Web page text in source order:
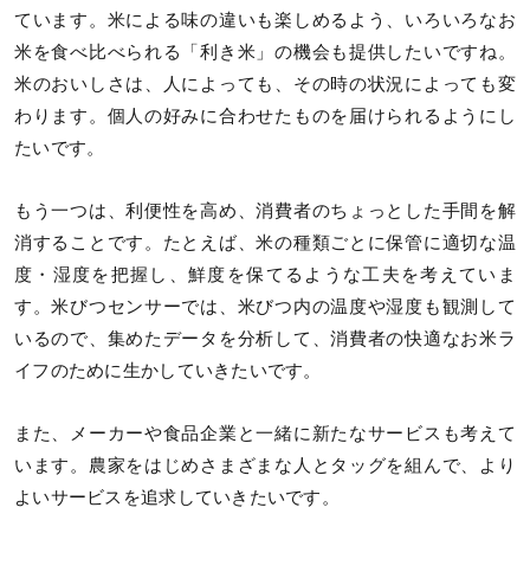
ています。米による味の違いも楽しめるよう、いろいろなお
米を食べ比べられる「利き米」の機会も提供したいですね。
米のおいしさは、人によっても、その時の状況によっても変
わります。個人の好みに合わせたものを届けられるようにし
たいです。
もう一つは、利便性を高め、消費者のちょっとした手間を解
消することです。たとえば、米の種類ごとに保管に適切な温
度・湿度を把握し、鮮度を保てるような工夫を考えていま
す。米びつセンサーでは、米びつ内の温度や湿度も観測して
いるので、集めたデータを分析して、消費者の快適なお米ラ
イフのために生かしていきたいです。
また、メーカーや食品企業と一緒に新たなサービスも考えて
います。農家をはじめさまざまな人とタッグを組んで、より
よいサービスを追求していきたいです。